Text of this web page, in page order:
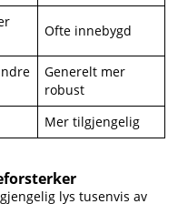
Ofte innebygd
Generelt mer
robust
Mer tilgjengelig
lys tusenvis av